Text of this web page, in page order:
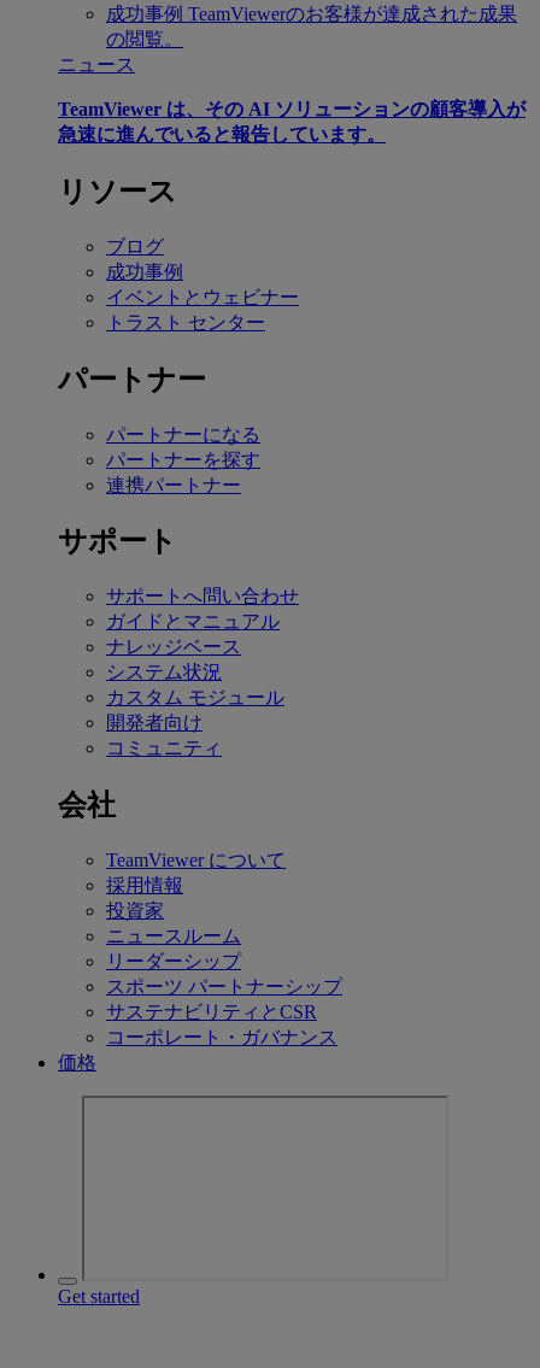
成功事例 TeamViewerのお客様が達成された成果
の閲覧。
ニュース
TeamViewer は、その AI ソリューションの顧客導入が
急速に進んでいると報告しています。
リソース
ブログ
成功事例
イベントとウェビナー
トラスト センター
パートナー
パートナーになる
パートナーを探す
連携パートナー
サポート
サポートへ問い合わせ
ガイドとマニュアル
ナレッジベース
システム状況
カスタム モジュール
開発者向け
コミュニティ
会社
TeamViewer について
採用情報
投資家
ニュースルーム
リーダーシップ
スポーツ パートナーシップ
サステナビリティとCSR
コーポレート・ガバナンス
価格
Get started